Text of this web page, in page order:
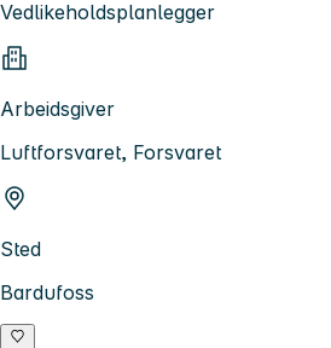
Vedlikeholdsplanlegger
Arbeidsgiver
Luftforsvaret, Forsvaret
Sted
Bardufoss